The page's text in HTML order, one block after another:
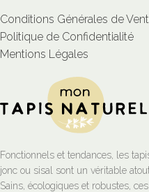
Conditions Générales de
Politique de Confidentialité
Mentions Légales
Fonctionnels et tendances, les
jonc ou sisal sont un véritable
Sains, écologiques et robustes,